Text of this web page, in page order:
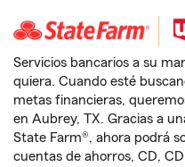
Servicios bancarios a su
quiera. Cuando esté
metas financieras,
en Aubrey, TX. Gracias a
State Farm®, ahora podrá
cuentas de ahorros, CD,